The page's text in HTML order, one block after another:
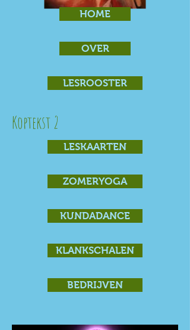
HOME
OVER
LESROOSTER
Koptekst 2
LESKAARTEN
ZOMERYOGA
KUNDADANCE
KLANKSCHALEN
BEDRIJVEN